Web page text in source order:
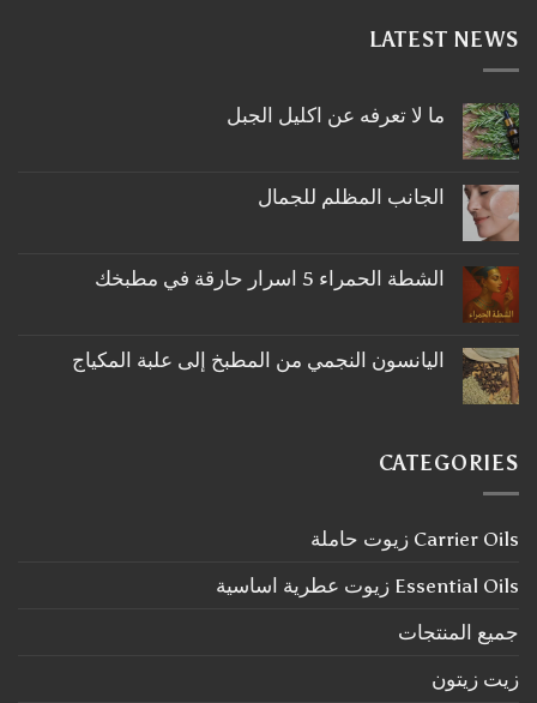
LATEST NEWS
ما لا تعرفه عن اكليل الجبل
على
ما
اكليل
الجبل
الجانب المظلم للجمال
على
الجانب
الشطة الحمراء 5 اسرار حارقة في مطبخك
على
الشطة
في
مطبخك
اليانسون النجمي من المطبخ إلى علبة المكياج
اليانسون
النجمي
علبة
المكياج
CATEGORIES
Carrier Oils زيوت حاملة
Essential Oils زيوت عطرية اساسية
جميع المنتجات
زيت زيتون